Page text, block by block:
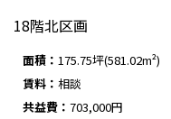
18階北区画
面積： 175.75坪(581.02m²)
賃料： 相談
共益費： 703,000円